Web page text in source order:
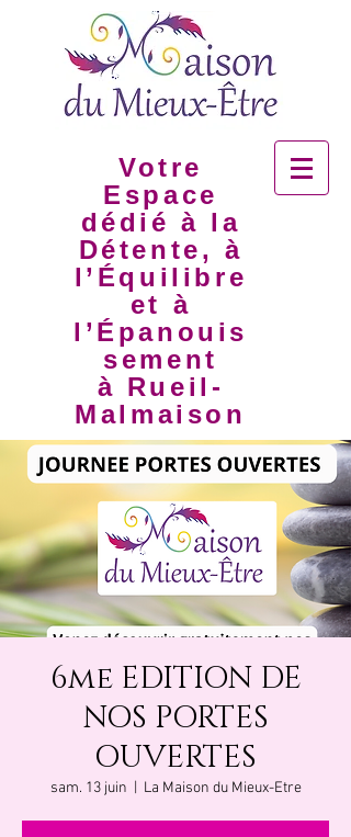
Votre
Espace
dédié à la
Détente, à
l’Équilibre
et à
l’Épanouis
sement
à Rueil-
Malmaison
6me EDITION DE
NOS PORTES
OUVERTES
sam. 13 juin La Maison du Mieux-Etre